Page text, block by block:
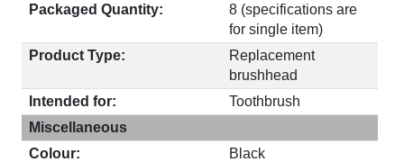
Packaged Quantity:
8 (specifications are
for single item)
Product Type:
Replacement
brushhead
Intended for:
Toothbrush
Miscellaneous
Colour:
Black